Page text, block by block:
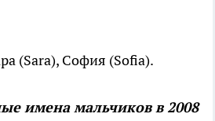
(Sara), София (Sofia).
имена мальчиков в 2008